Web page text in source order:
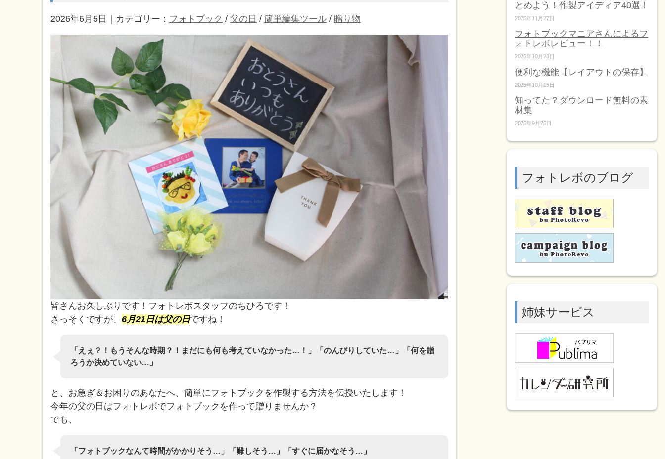
2026年6月5日｜カテゴリー： フォトブック / 父の日 / 簡単編集ツール / 贈り物
皆さんお久しぶりです！フォトレボスタッフのちひろです！
さっそくですが、 6月21日は父の日ですね！
「えぇ？！もうそんな時期？！まだにも何も考えていなかった…！」「のんびりしていた…」「何を贈
ろうか決めていない…」
と、お急ぎ＆お困りのあなたへ、簡単にフォトブックを作製する方法を伝授いたします！
今年の父の日はフォトレボでフォトブックを作って贈りませんか？
でも、
「フォトブックなんて時間がかかりそう…」「難しそう…」「すぐに届かなそう…」
とめよう！作製アイディア40選！
2025年11月27日
フォトブックマニアさんによるフ
ォトレボレビュー！！
2025年10月28日
便利な機能【レイアウトの保存】
2025年10月15日
知ってた？ダウンロード無料の素
材集
2025年9月25日
フォトレボのブログ
姉妹サービス